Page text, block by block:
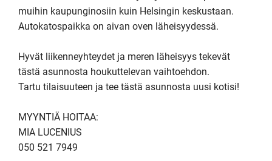
muihin kaupunginosiin kuin Helsingin keskustaan.
Autokatospaikka on aivan oven läheisyydessä.
Hyvät liikenneyhteydet ja meren läheisyys tekevät
tästä asunnosta houkuttelevan vaihtoehdon.
Tartu tilaisuuteen ja tee tästä asunnosta uusi kotisi!
MYYNTIÄ HOITAA:
MIA LUCENIUS
050 521 7949